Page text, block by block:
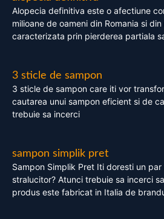
Alopecia definitiva este o afectiune
milioane de oameni din Romania si
caracterizata prin pierderea partiala
3 sticle de sampon
3 sticle de sampon care iti vor
cautarea unui sampon eficient si de
trebuie sa incerci
sampon simplik pret
Sampon Simplik Pret Iti doresti un
stralucitor? Atunci trebuie sa incerci
produs este fabricat in Italia de